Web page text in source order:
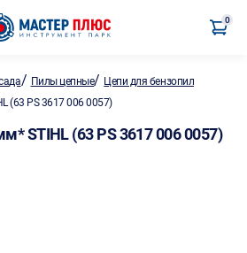
0
/ Пилы цепные/ Цепи для бензопил
(63 PS 3617 006 0057)
STIHL (63 PS 3617 006 0057)